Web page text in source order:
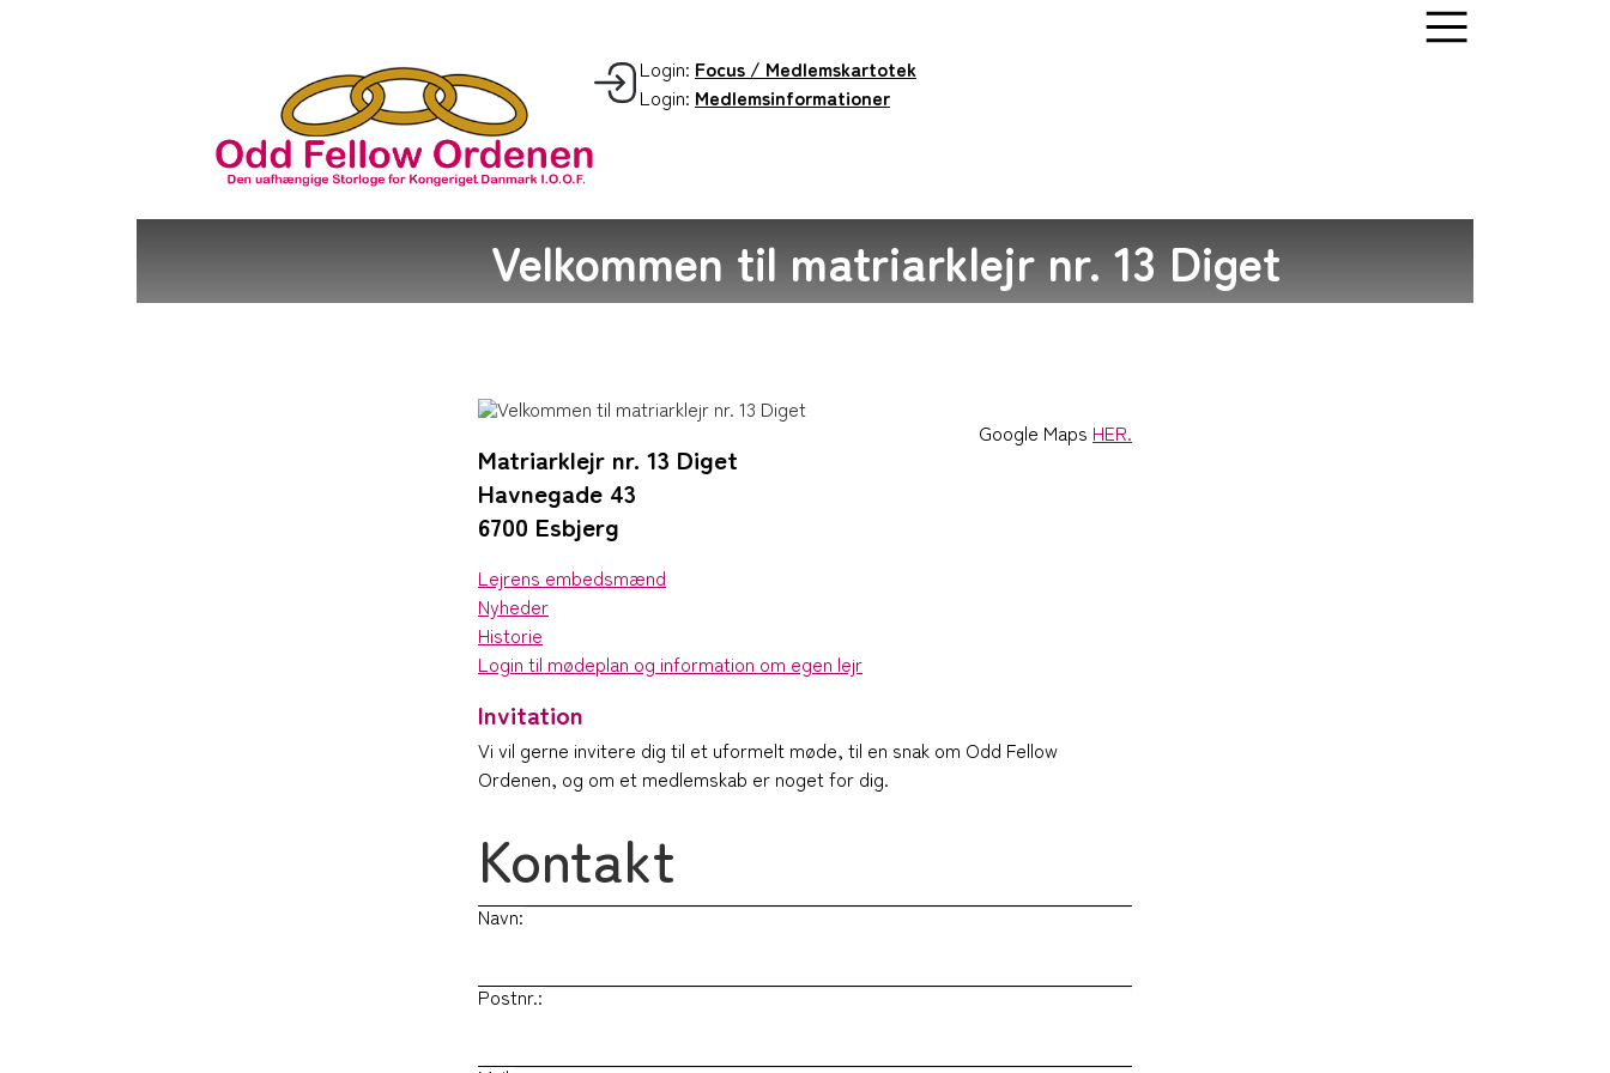
Login: Focus / Medlemskartotek
Login: Medlemsinformationer
Velkommen til matriarklejr nr. 13 Diget
Google Maps HER.
Matriarklejr nr. 13 Diget
Havnegade 43
6700 Esbjerg
Lejrens embedsmænd
Nyheder
Historie
Login til mødeplan og information om egen lejr
Invitation
Vi vil gerne invitere dig til et uformelt møde, til en snak om Odd Fellow
Ordenen, og om et medlemskab er noget for dig.
Kontakt
Navn:
Postnr.: